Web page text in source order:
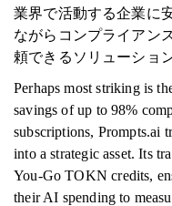
業界で活動する企業に
ながらコンプライアン
頼できるソリューショ
Perhaps most striking is
savings of up to 98%
subscriptions, Prompts.ai
into a strategic asset. Its
You-Go TOKN credits,
their AI spending to